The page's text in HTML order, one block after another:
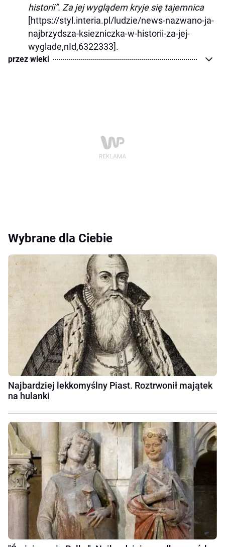
historii”. Za jej wyglądem kryje się tajemnica
[https://styl.interia.pl/ludzie/news-nazwano-ja-
najbrzydsza-ksiezniczka-w-historii-za-jej-
wyglade,nId,6322333].
przez wieki
Wybrane dla Ciebie
Najbardziej lekkomyślny Piast. Roztrwonił majątek
na hulanki